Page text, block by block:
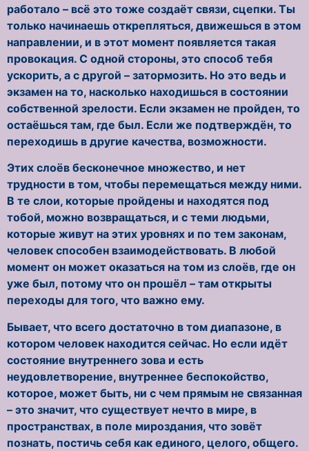
работало – всё это тоже создаёт связи, сцепки. Ты
только начинаешь открепляться, движешься в этом
направлении, и в этот момент появляется такая
провокация. С одной стороны, это способ тебя
ускорить, а с другой – затормозить. Но это ведь и
экзамен на то, насколько находишься в состоянии
собственной зрелости. Если экзамен не пройден, то
остаёшься там, где был. Если же подтверждён, то
переходишь в другие качества, возможности.
Этих слоёв бесконечное множество, и нет
трудности в том, чтобы перемещаться между ними.
В те слои, которые пройдены и находятся под
тобой, можно возвращаться, и с теми людьми,
которые живут на этих уровнях и по тем законам,
человек способен взаимодействовать. В любой
момент он может оказаться на том из слоёв, где он
уже был, потому что он прошёл – там открыты
переходы для того, что важно ему.
Бывает, что всего достаточно в том диапазоне, в
котором человек находится сейчас. Но если идёт
состояние внутреннего зова и есть
неудовлетворение, внутреннее беспокойство,
которое, может быть, ни с чем прямым не связанная
– это значит, что существует нечто в мире, в
пространствах, в поле мироздания, что зовёт
познать, постичь себя как единого, целого, общего.